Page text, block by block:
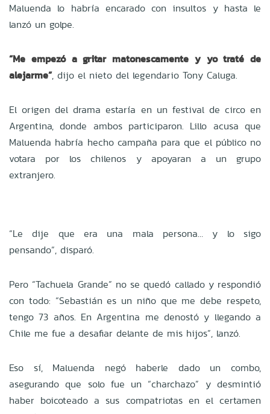
Maluenda lo habría encarado con insultos y hasta le
lanzó un golpe.
“Me empezó a gritar matonescamente y yo traté de
alejarme”, dijo el nieto del legendario Tony Caluga.
El origen del drama estaría en un festival de circo en
Argentina, donde ambos participaron. Lillo acusa que
Maluenda habría hecho campaña para que el público no
votara por los chilenos y apoyaran a un grupo
extranjero.
“Le dije que era una mala persona… y lo sigo
pensando”, disparó.
Pero “Tachuela Grande” no se quedó callado y respondió
con todo: “Sebastián es un niño que me debe respeto,
tengo 73 años. En Argentina me denostó y llegando a
Chile me fue a desafiar delante de mis hijos”, lanzó.
Eso sí, Maluenda negó haberle dado un combo,
asegurando que solo fue un “charchazo” y desmintió
haber boicoteado a sus compatriotas en el certamen